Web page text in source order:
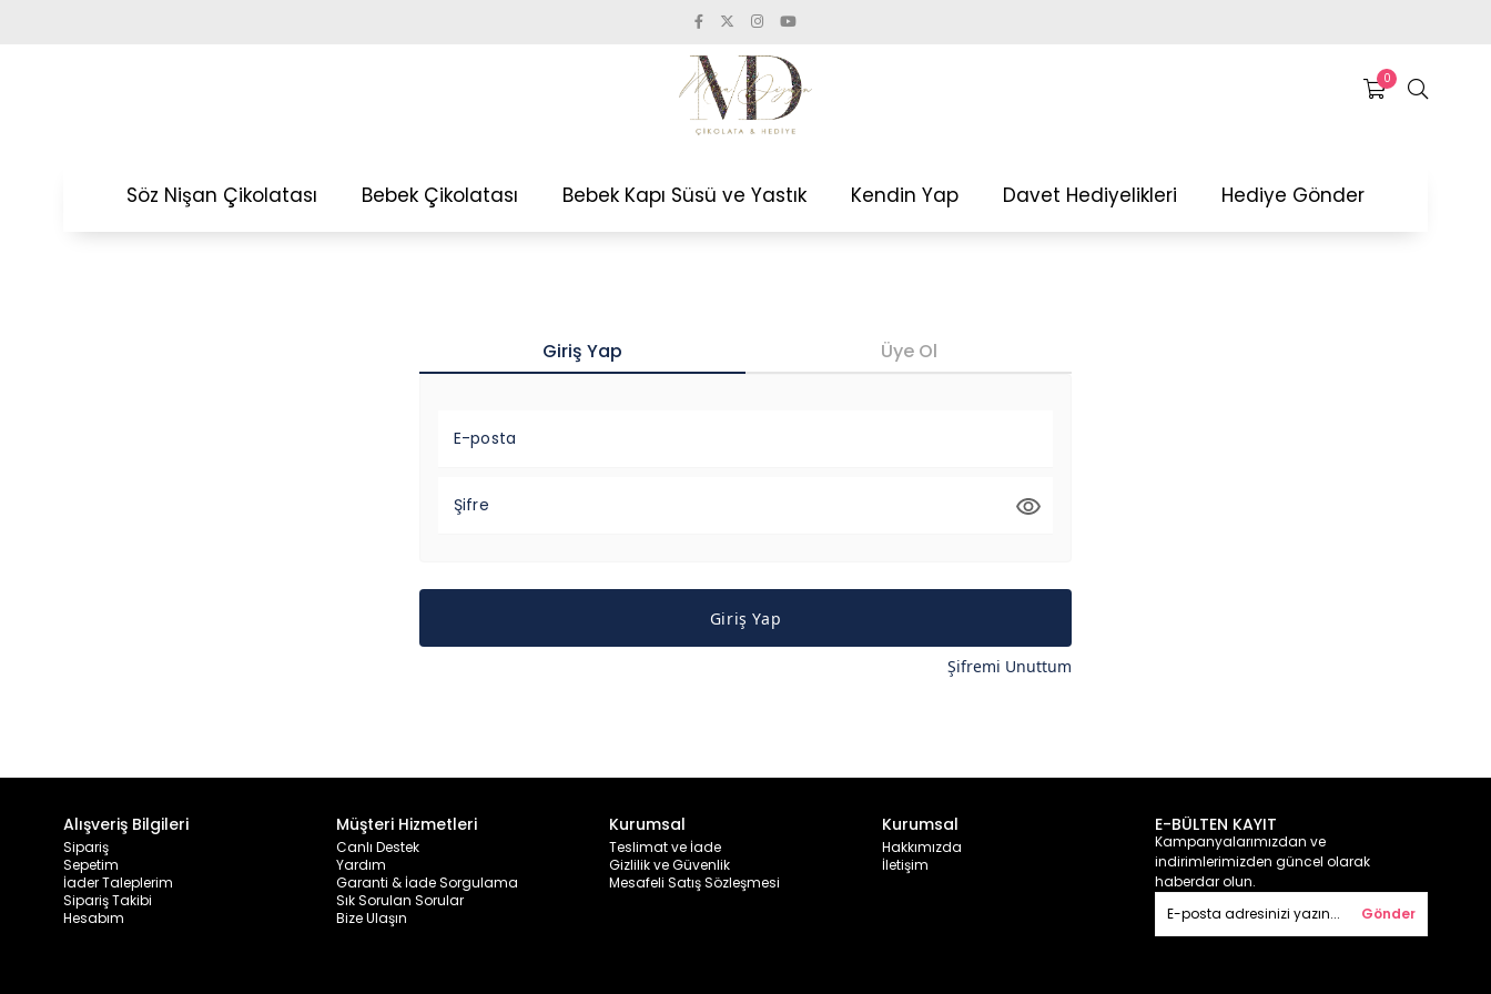
0
Söz Nişan Çikolatası Bebek Çikolatası Bebek Kapı Süsü ve Yastık Kendin Yap Davet Hediyelikleri Hediye Gönder
Giriş Yap Üye Ol
E-posta
Şifre
Giriş Yap
Şifremi Unuttum
Alışveriş Bilgileri
Sipariş
Sepetim
İader Taleplerim
Sipariş Takibi
Hesabım
Müşteri Hizmetleri
Canlı Destek
Yardım
Garanti & İade Sorgulama
Sık Sorulan Sorular
Bize Ulaşın
Kurumsal
Teslimat ve İade
Gizlilik ve Güvenlik
Mesafeli Satış Sözleşmesi
Kurumsal
Hakkımızda
İletişim
E-BÜLTEN KAYIT
Kampanyalarımızdan ve
indirimlerimizden güncel olarak
haberdar olun.
Gönder